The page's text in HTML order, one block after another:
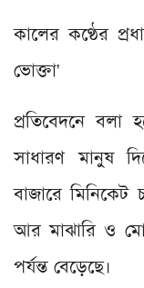
কালের কণ্ঠের
ভোক্তা'
প্রতিবেদনে বলা
সাধারণ মানুষ
বাজারে
আর মাঝারি ও
পর্যন্ত বেড়েছে।